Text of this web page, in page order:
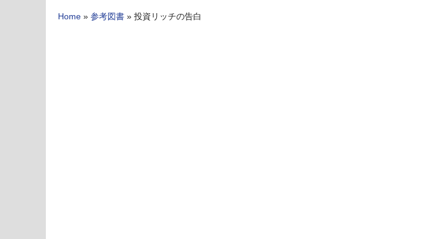
Home » 参考図書 » 投資リッチの告白